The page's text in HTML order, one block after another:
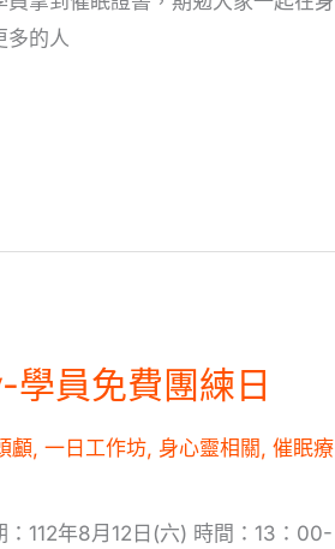
多的人
員免費團練日
顱,一日工作坊, 身心靈相關 ,催眠療
112年8月12日(六) 時間：13：00-